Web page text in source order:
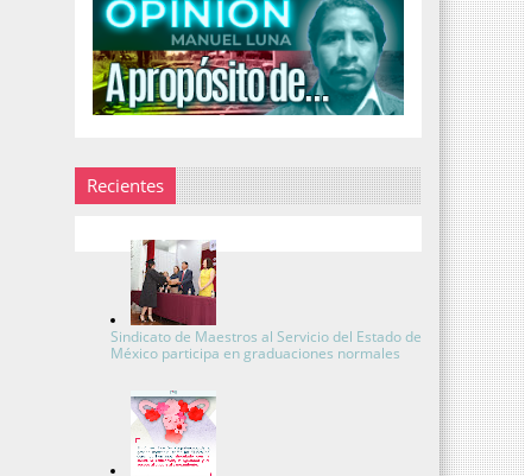
Recientes
Sindicato de Maestros al Servicio del Estado de
México participa en graduaciones normales